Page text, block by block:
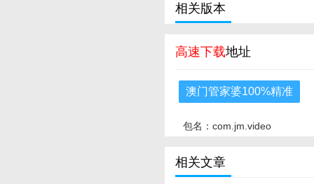
相关版本
高速下载地址
澳门管家婆100%精准
包名：com.jm.video
相关文章